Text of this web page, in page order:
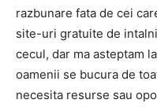
razbunare fata de cei
site-uri gratuite de
cecul, dar ma asteptam
oamenii se bucura de
necesita resurse sau